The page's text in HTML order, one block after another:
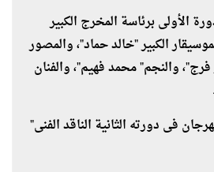
الأولى برئاسة المخرج الكبير
الكبير "خالد حماد"، والمصور
فرج"، والنجم" محمد فهيم"، والفنان
فى دورته الثانية الناقد الفنى"